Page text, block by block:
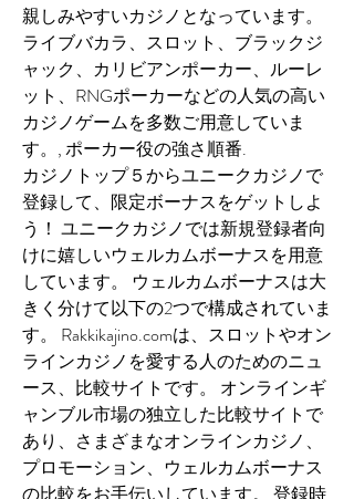
親しみやすいカジノとなっています。
ライブバカラ、スロット、ブラックジ
ャック、カリビアンポーカー、ルーレ
ット、RNGポーカーなどの人気の高い
カジノゲームを多数ご用意していま
す。, ポーカー役の強さ順番.
カジノトップ５からユニークカジノで
登録して、限定ボーナスをゲットしよ
う！ ユニークカジノでは新規登録者向
けに嬉しいウェルカムボーナスを用意
しています。 ウェルカムボーナスは大
きく分けて以下の2つで構成されていま
す。 Rakkikajino.comは、スロットやオン
ラインカジノを愛する人のためのニュ
ース、比較サイトです。 オンラインギ
ャンブル市場の独立した比較サイトで
あり、さまざまなオンラインカジノ、
プロモーション、ウェルカムボーナス
の比較をお手伝いしています。 登録時